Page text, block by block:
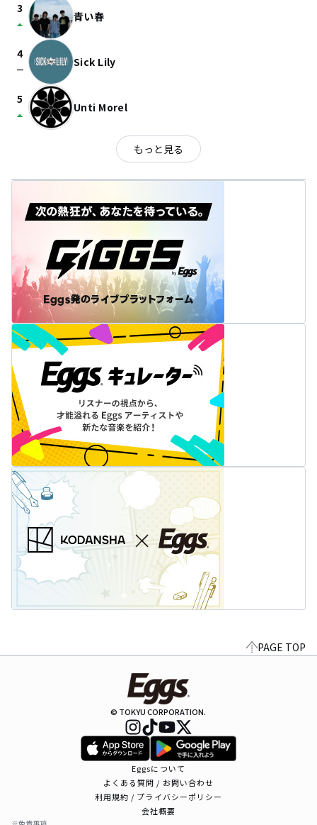
3
arrow_drop_up 青い春
4
check_indeterminate_small Sick Lily
5
arrow_drop_up Unti Morel
もっと見る
PAGE TOP
© TOKYU CORPORATION.
Eggsについて
よくある質問 / お問い合わせ
利用規約 / プライバシーポリシー
会社概要